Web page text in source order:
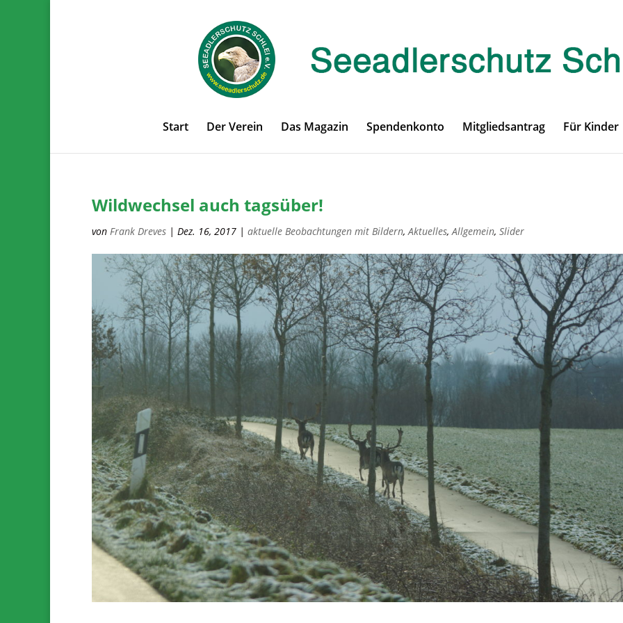
Start Der Verein Das Magazin Spendenkonto Mitgliedsantrag Für Kinder
Wildwechsel auch tagsüber!
von Frank Dreves | Dez. 16, 2017 | aktuelle Beobachtungen mit Bildern,Aktuelles,Allgemein, Slider